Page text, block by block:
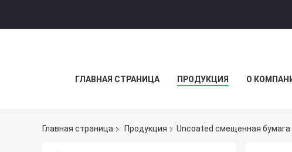
ГЛАВНАЯ СТРАНИЦА ПРОДУКЦИЯ О
Главная страница Продукция Uncoated смещенная бумага